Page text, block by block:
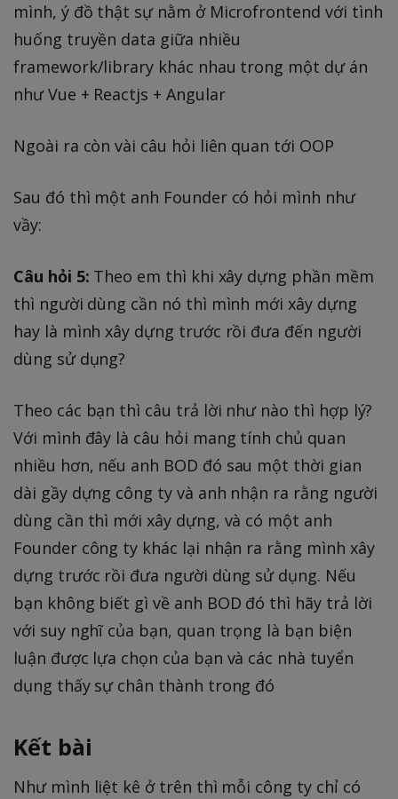
mình, ý đồ thật sự nằm ở Microfrontend với tình
huống truyền data giữa nhiều
framework/library khác nhau trong một dự án
như Vue + Reactjs + Angular
Ngoài ra còn vài câu hỏi liên quan tới OOP
Sau đó thì một anh Founder có hỏi mình như
vầy:
Câu hỏi 5: Theo em thì khi xây dựng phần mềm
thì người dùng cần nó thì mình mới xây dựng
hay là mình xây dựng trước rồi đưa đến người
dùng sử dụng?
Theo các bạn thì câu trả lời như nào thì hợp lý?
Với mình đây là câu hỏi mang tính chủ quan
nhiều hơn, nếu anh BOD đó sau một thời gian
dài gầy dựng công ty và anh nhận ra rằng người
dùng cần thì mới xây dựng, và có một anh
Founder công ty khác lại nhận ra rằng mình xây
dựng trước rồi đưa người dùng sử dụng. Nếu
bạn không biết gì về anh BOD đó thì hãy trả lời
với suy nghĩ của bạn, quan trọng là bạn biện
luận được lựa chọn của bạn và các nhà tuyển
dụng thấy sự chân thành trong đó
Kết bài
Như mình liệt kê ở trên thì mỗi công ty chỉ có